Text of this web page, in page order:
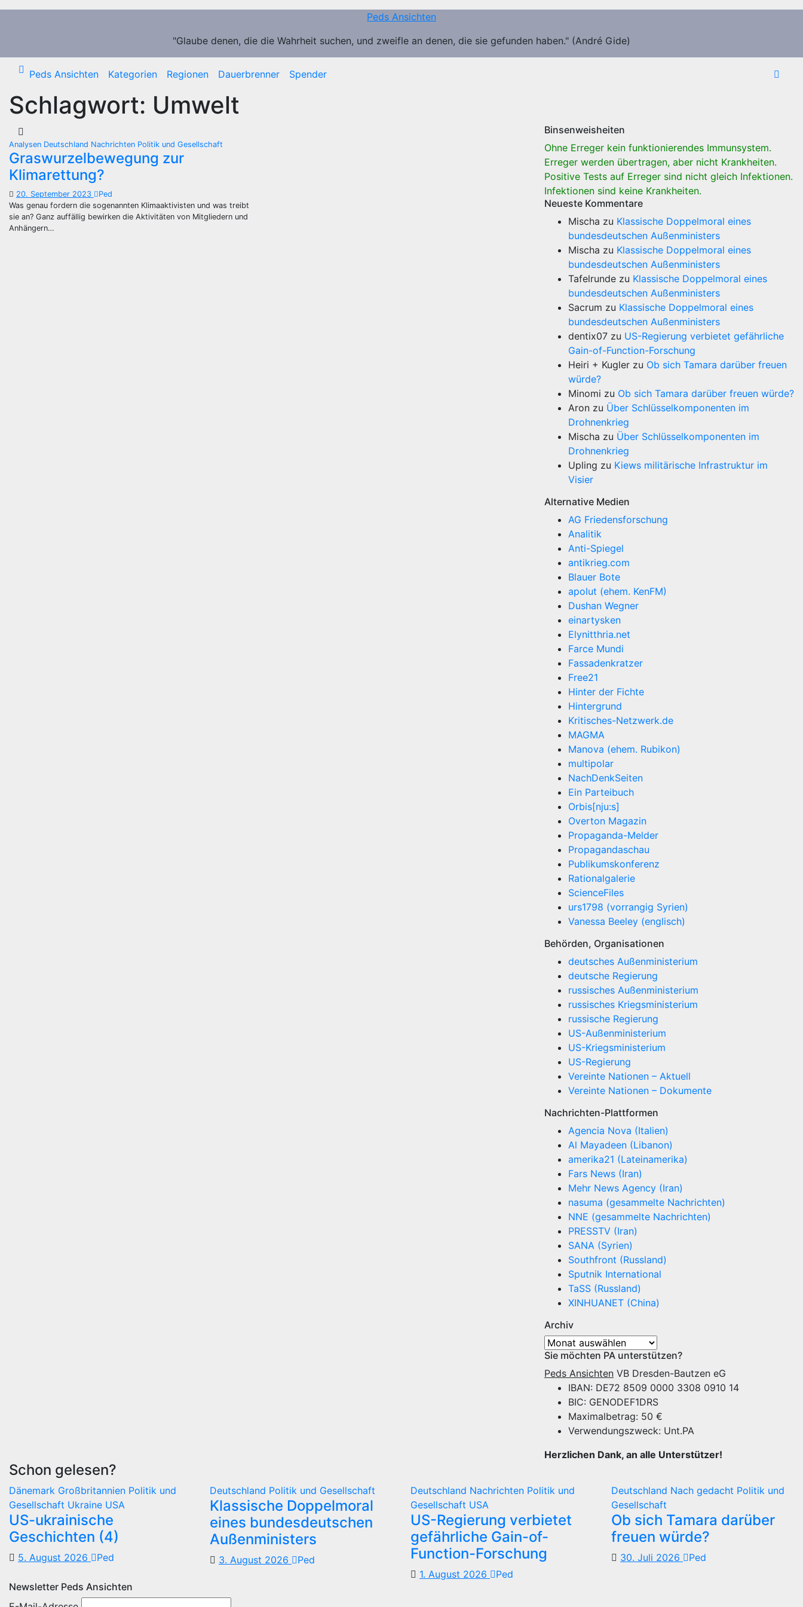
Zum
Peds Ansichten
"Glaube denen, die die Wahrheit suchen, und zweifle an denen, die sie gefunden haben." (André Gide)
Peds Ansichten Kategorien Regionen Dauerbrenner Spender
Schlagwort: Umwelt
Analysen Deutschland Nachrichten Politik und Gesellschaft
Graswurzelbewegung zur
Klimarettung?
20. September 2023
Ped
Was genau fordern die sogenannten Klimaaktivisten und was treibt
sie an? Ganz auffällig bewirken die Aktivitäten von Mitgliedern und
Anhängern…
Binsenweisheiten
Ohne Erreger kein funktionierendes Immunsystem.
Erreger werden übertragen, aber nicht Krankheiten.
Positive Tests auf Erreger sind nicht gleich Infektionen.
Infektionen sind keine Krankheiten.
Neueste Kommentare
Mischa zu Klassische Doppelmoral eines
bundesdeutschen Außenministers
Mischa zu Klassische Doppelmoral eines
bundesdeutschen Außenministers
Tafelrunde zu Klassische Doppelmoral eines
bundesdeutschen Außenministers
Sacrum zu Klassische Doppelmoral eines
bundesdeutschen Außenministers
dentix07 zu US-Regierung verbietet gefährliche
Gain-of-Function-Forschung
Heiri + Kugler zu Ob sich Tamara darüber freuen
würde?
Minomi zu Ob sich Tamara darüber freuen würde?
Aron zu Über Schlüsselkomponenten im
Drohnenkrieg
Mischa zu Über Schlüsselkomponenten im
Drohnenkrieg
Upling zu Kiews militärische Infrastruktur im
Visier
Alternative Medien
AG Friedensforschung
Analitik
Anti-Spiegel
antikrieg.com
Blauer Bote
apolut (ehem. KenFM)
Dushan Wegner
einartysken
Elynitthria.net
Farce Mundi
Fassadenkratzer
Free21
Hinter der Fichte
Hintergrund
Kritisches-Netzwerk.de
MAGMA
Manova (ehem. Rubikon)
multipolar
NachDenkSeiten
Ein Parteibuch
Orbis[nju:s]
Overton Magazin
Propaganda-Melder
Propagandaschau
Publikumskonferenz
Rationalgalerie
ScienceFiles
urs1798 (vorrangig Syrien)
Vanessa Beeley (englisch)
Behörden, Organisationen
deutsches Außenministerium
deutsche Regierung
russisches Außenministerium
russisches Kriegsministerium
russische Regierung
US-Außenministerium
US-Kriegsministerium
US-Regierung
Vereinte Nationen – Aktuell
Vereinte Nationen – Dokumente
Nachrichten-Plattformen
Agencia Nova (Italien)
Al Mayadeen (Libanon)
amerika21 (Lateinamerika)
Fars News (Iran)
Mehr News Agency (Iran)
nasuma (gesammelte Nachrichten)
NNE (gesammelte Nachrichten)
PRESSTV (Iran)
SANA (Syrien)
Southfront (Russland)
Sputnik International
TaSS (Russland)
XINHUANET (China)
Archiv
Archiv
Sie möchten PA unterstützen?
Peds Ansichten VB Dresden-Bautzen eG
IBAN: DE72 8509 0000 3308 0910 14
BIC: GENODEF1DRS
Maximalbetrag: 50 €
Verwendungszweck: Unt.PA
Herzlichen Dank, an alle Unterstützer!
Schon gelesen?
Dänemark Großbritannien Politik und
Gesellschaft Ukraine USA
US-ukrainische
Geschichten (4)
5. August 2026 Ped
Deutschland Politik und Gesellschaft
Klassische Doppelmoral
eines bundesdeutschen
Außenministers
3. August 2026 Ped
Deutschland Nachrichten Politik und
Gesellschaft USA
US-Regierung verbietet
gefährliche Gain-of-
Function-Forschung
1. August 2026 Ped
Deutschland Nach gedacht Politik und
Gesellschaft
Ob sich Tamara darüber
freuen würde?
30. Juli 2026 Ped
Newsletter Peds Ansichten